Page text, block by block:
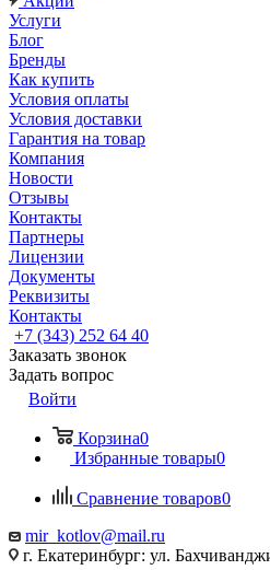
Услуги
Блог
Бренды
Как купить
Условия оплаты
Условия доставки
Гарантия на товар
Компания
Новости
Отзывы
Контакты
Партнеры
Лицензии
Документы
Реквизиты
Контакты
+7 (343) 252 64 40
Заказать звонок
Задать вопрос
Войти
Корзина0
Избранные товары0
Сравнение товаров0
mir_kotlov@mail.ru
г. Екатеринбург: ул.